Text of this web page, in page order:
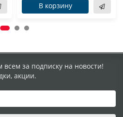
В корзину
всем за подписку на новости!
акции.